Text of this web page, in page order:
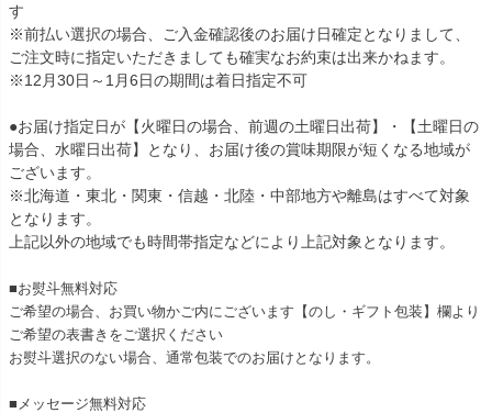
す
※前払い選択の場合、ご入金確認後のお届け日確定となりまして、
ご注文時に指定いただきましても確実なお約束は出来かねます。
※12月30日～1月6日の期間は着日指定不可
●お届け指定日が【火曜日の場合、前週の土曜日出荷】・【土曜日の
場合、水曜日出荷】となり、お届け後の賞味期限が短くなる地域が
ございます。
※北海道・東北・関東・信越・北陸・中部地方や離島はすべて対象
となります。
上記以外の地域でも時間帯指定などにより上記対象となります。
■お熨斗無料対応
ご希望の場合、お買い物かご内にございます【のし・ギフト包装】欄より
ご希望の表書きをご選択ください
お熨斗選択のない場合、通常包装でのお届けとなります。
■メッセージ無料対応